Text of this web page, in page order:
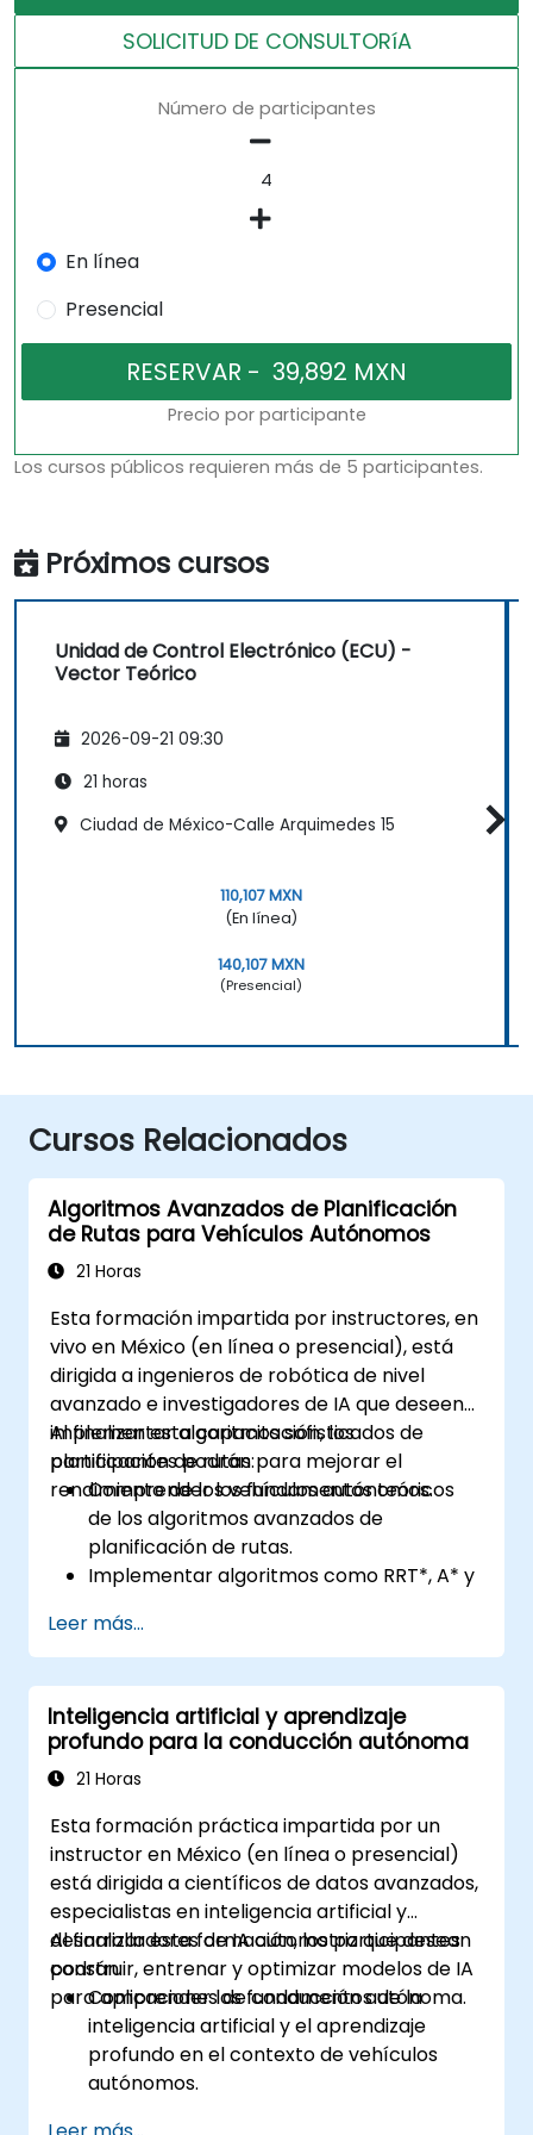
SOLICITUD DE CONSULTORíA
Número de participantes
En línea
Presencial
Precio por participante
Los cursos públicos requieren más de 5 participantes.
Próximos cursos
Unidad de Control Electrónico (ECU) -
Vector Teórico
2026-09-21 09:30
21 horas
Ciudad de México-Calle Arquimedes 15
110,107 MXN
(En línea)
140,107 MXN
(Presencial)
Cursos Relacionados
Algoritmos Avanzados de Planificación
de Rutas para Vehículos Autónomos
21 Horas
Esta formación impartida por instructores, en
vivo en México (en línea o presencial), está
dirigida a ingenieros de robótica de nivel
avanzado e investigadores de IA que deseen
implementar algoritmos sofisticados de
planificación de rutas para mejorar el
rendimiento de los vehículos autónomos.
Al finalizar esta capacitación, los
participantes podrán:
Comprender los fundamentos teóricos
de los algoritmos avanzados de
planificación de rutas.
Implementar algoritmos como RRT*, A* y
Optimizar la planificación de rutas para la
evasión de obstáculos y entornos
dinámicos.
Integrar los algoritmos de planificación
de rutas con datos de sensores para
mejorar la precisión.
algoritmos en escenarios prácticos.
Leer más...
Inteligencia artificial y aprendizaje
profundo para la conducción autónoma
21 Horas
Esta formación práctica impartida por un
instructor en México (en línea o presencial)
está dirigida a científicos de datos avanzados,
especialistas en inteligencia artificial y
desarrolladores de IA automotriz que desean
construir, entrenar y optimizar modelos de IA
para aplicaciones de conducción autónoma.
Al finalizar esta formación, los participantes
podrán:
Comprender los fundamentos de la
inteligencia artificial y el aprendizaje
profundo en el contexto de vehículos
autónomos.